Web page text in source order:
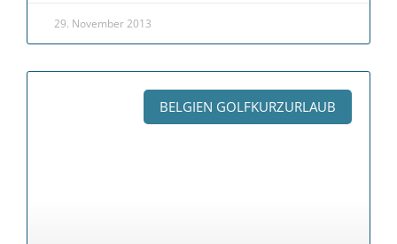
29. November 2013
BELGIEN GOLFKURZURLAUB